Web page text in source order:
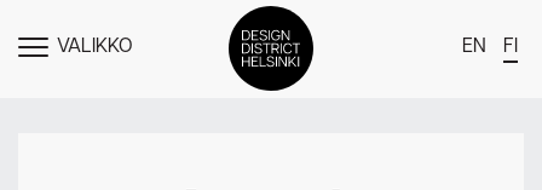
NÄYTÄVALIKKO EN FI